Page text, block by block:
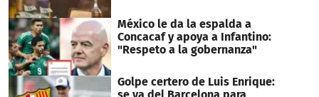
México le da la espalda a
Concacaf y apoya a Infantino:
"Respeto a la gobernanza"
Golpe certero de Luis Enrique: